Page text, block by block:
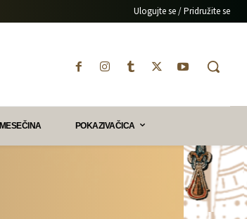
Ulogujte se / Pridružite se
MESEČINA POKAZIVAČICA